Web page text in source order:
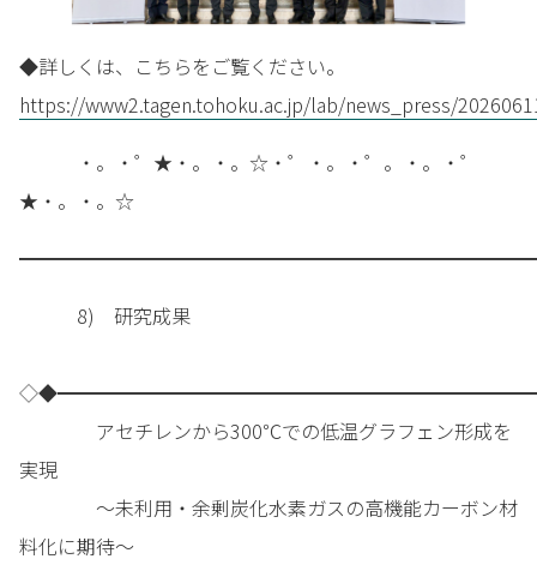
◆詳しくは、こちらをご覧ください。
https://www2.tagen.tohoku.ac.jp/lab/news_press/
・。・゜★・。・。☆・゜・。・゜。・。・゜
★・。・。☆
8) 研究成果
アセチレンから300℃での低温グラフェン形成を
実現
～未利用・余剰炭化水素ガスの高機能カーボン材
料化に期待～